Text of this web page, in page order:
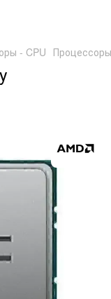
- CPU